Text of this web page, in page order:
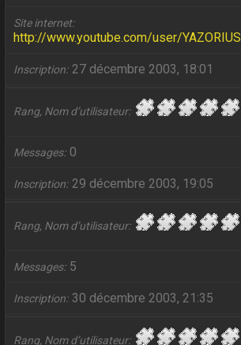
Site internet
http://www.youtube.com/user/YAZORIUS
Inscription 27 décembre 2003, 18:01
Rang, Nom d’utilisateur
Messages 0
Inscription 29 décembre 2003, 19:05
Rang, Nom d’utilisateur
Messages 5
Inscription 30 décembre 2003, 21:35
Rang, Nom d’utilisateur